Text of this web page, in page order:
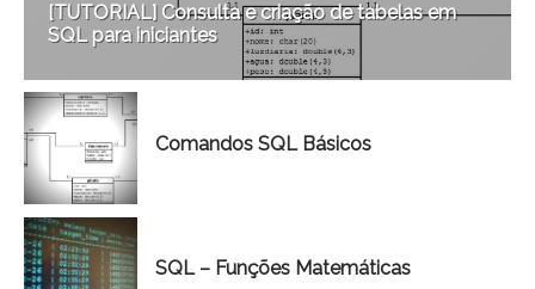
[TUTORIAL] Consulta e criação de tabelas em
SQL para iniciantes
Comandos SQL Básicos
SQL – Funções Matemáticas